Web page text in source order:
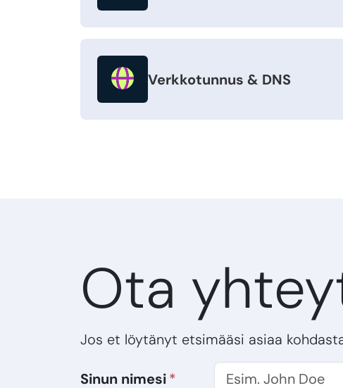
Verkkotunnus & DNS
Ota
Jos et löytänyt etsimääsi asiaa
Sinun nimesi